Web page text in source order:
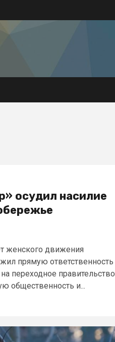
осудил насилие
женского движения
прямую ответственность
переходное правительство
общественность и...